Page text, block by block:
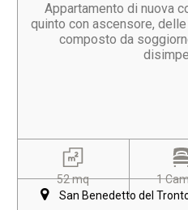
Appartamento di nuova
quinto con ascensore,
composto da
52 mq 1
San Benedetto del